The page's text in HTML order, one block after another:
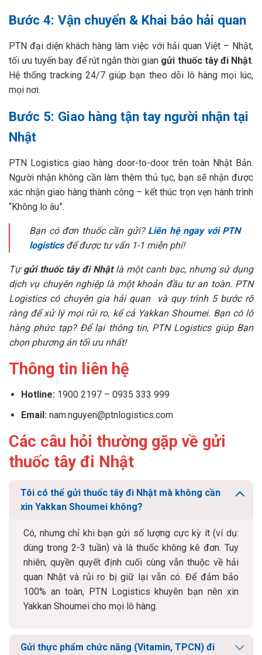
Bước 4: Vận chuyển & Khai báo hải quan
PTN đại diện khách hàng làm việc với hải quan Việt – Nhật,
tối ưu tuyến bay để rút ngắn thời gian gửi thuốc tây đi Nhật.
Hệ thống tracking 24/7 giúp bạn theo dõi lô hàng mọi lúc,
mọi nơi.
Bước 5: Giao hàng tận tay người nhận tại
Nhật
PTN Logistics giao hàng door-to-door trên toàn Nhật Bản.
Người nhận không cần làm thêm thủ tục, bạn sẽ nhận được
xác nhận giao hàng thành công – kết thúc trọn vẹn hành trình
“Không lo âu”.
Bạn có đơn thuốc cần gửi? Liên hệ ngay với PTN
logisticsđể được tư vấn 1-1 miễn phí!
Tựgửi thuốc tây đi Nhậtlà một canh bạc, nhưng sử dụng
dịch vụ chuyên nghiệp là một khoản đầu tư an toàn. PTN
Logistics có chuyên gia hải quan và quy trình 5 bước rõ
ràng để xử lý mọi rủi ro, kể cả Yakkan Shoumei. Bạn có lô
hàng phức tạp? Để lại thông tin, PTN Logistics giúp Bạn
chọn phương án tối ưu nhất!
Thông tin liên hệ
Hotline:1900 2197 – 0935 333 999
Email: nam.nguyen@ptnlogistics.com
Các câu hỏi thường gặp về gửi
thuốc tây đi Nhật
Tôi có thể gửi thuốc tây đi Nhật mà không cần
xin Yakkan Shoumei không?
Có, nhưng chỉ khi bạn gửi số lượng cực kỳ ít (ví dụ:
dùng trong 2-3 tuần) và là thuốc không kê đơn. Tuy
nhiên, quyền quyết định cuối cùng vẫn thuộc về hải
quan Nhật và rủi ro bị giữ lại vẫn có. Để đảm bảo
100% an toàn, PTN Logistics khuyên bạn nên xin
Yakkan Shoumei cho mọi lô hàng.
Gửi thực phẩm chức năng (Vitamin, TPCN) đi